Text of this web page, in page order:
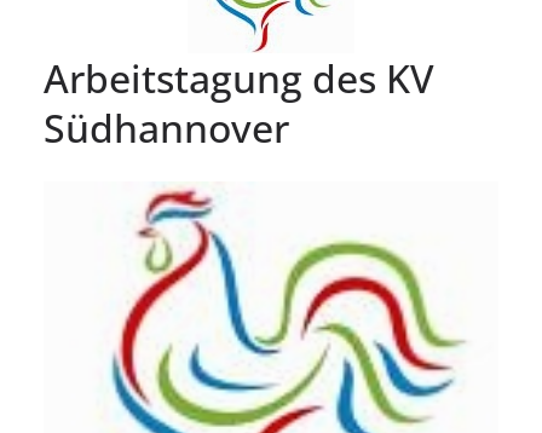
Arbeitstagung des KV
Südhannover